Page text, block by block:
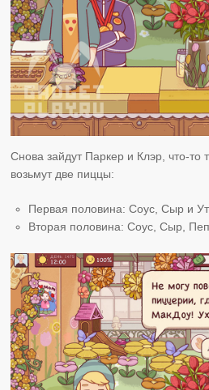
Снова зайдут Паркер и Клэр, что-то
возьмут две пиццы:
Первая половина: Соус, Сыр и
Вторая половина: Соус, Сыр,